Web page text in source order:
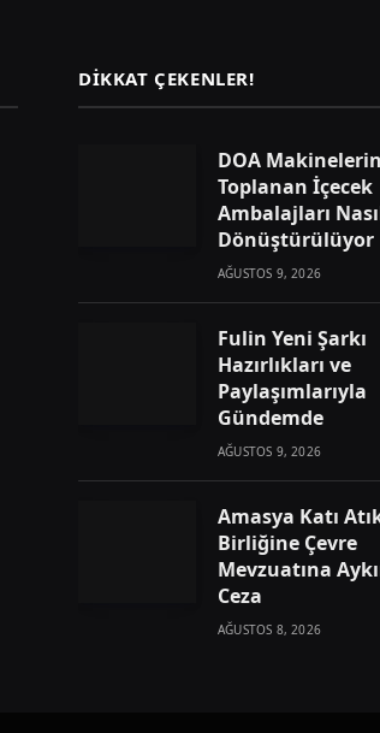
DIKKAT ÇEKENLER!
DOA
Toplanan İçecek
Ambalajları
Dönüştürülüyor
AĞUSTOS 9, 2026
Fulin Yeni Şarkı
Hazırlıkları ve
Paylaşımlarıyla
Gündemde
AĞUSTOS 9, 2026
Amasya Katı
Birliğine Çevre
Mevzuatına
Ceza
AĞUSTOS 8, 2026